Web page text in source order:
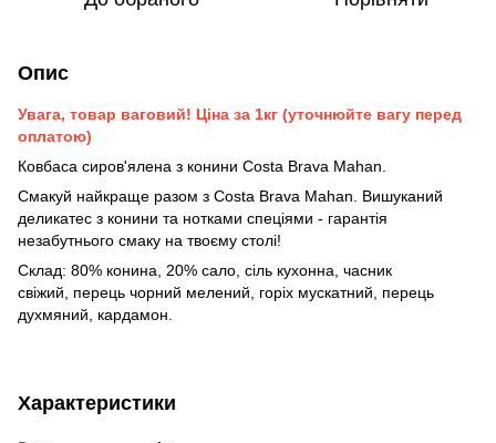
Опис
Увага, товар ваговий! Ціна за 1кг (уточнюйте вагу перед
оплатою)
Ковбаса сиров'ялена з конини Costa Brava Mahan.
Смакуй найкраще разом з Costa Brava Mahan. Вишуканий
деликатес з конини та нотками спеціями - гарантія
незабутнього смаку на твоєму столі!
Склад: 80% конина, 20% сало, сіль кухонна, часник
свіжий, перець чорний мелений, горіх мускатний, перець
духмяний, кардамон.
Характеристики